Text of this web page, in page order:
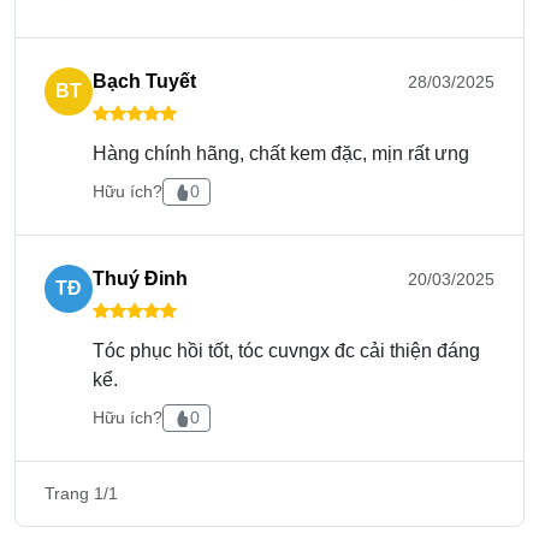
Cách sử dụng
Tại salon
Hấp tóc Collagen Karseell được dùng để hấp dầu
BT Bạch Tuyết 28/03/2025
Hàng chính hãng, chất kem đặc, mịn rất ưng
Hữu ích? 0
TĐ Thuý Đinh 20/03/2025
Tóc phục hồi tốt, tóc cuvngx đc cải thiện đáng
kể.
Hữu ích? 0
Trang 1/1